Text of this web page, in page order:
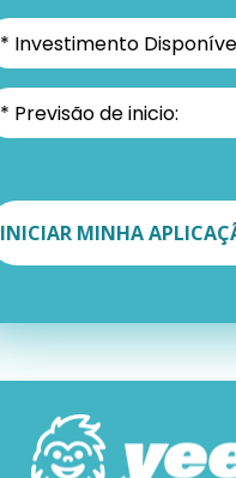
INICIAR MINHA